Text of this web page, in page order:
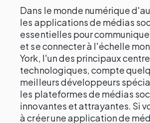
Dans le monde numérique
les applications de médias
essentielles pour
et se connecter à l'échelle
York, l'un des principaux
technologiques, compte
meilleurs développeurs
les plateformes de médias
innovantes et attrayantes. Si
à créer une application de